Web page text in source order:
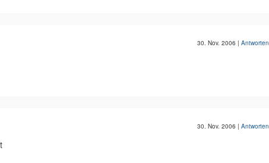
30. Nov. 2006 | Antworten
30. Nov. 2006 | Antworten